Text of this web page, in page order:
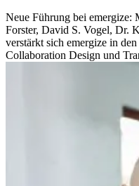
Neue Führung bei emergize:
Forster, David S. Vogel, Dr.
verstärkt sich emergize in
Collaboration Design und